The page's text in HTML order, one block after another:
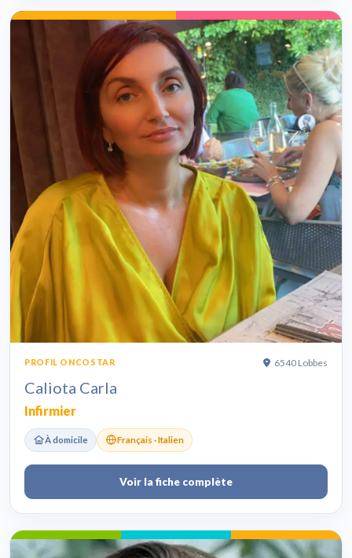
PROFIL ONCOSTAR 6540 Lobbes
Caliota Carla
Infirmier
À domicile Français · Italien
Voir la fiche complète